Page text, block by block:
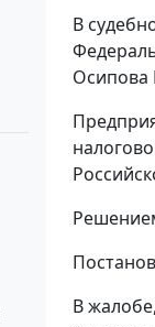
В
Осипова
В